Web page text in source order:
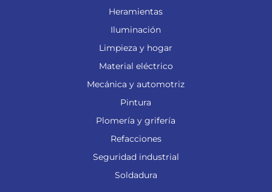
Heramientas
Iluminación
Limpieza y hogar
Material eléctrico
Mecánica y automotriz
Pintura
Plomería y grifería
Refacciones
Seguridad industrial
Soldadura